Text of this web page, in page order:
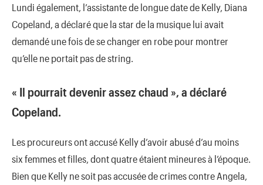
Lundi également, l’assistante de longue date de Kelly, Diana
Copeland, a déclaré que la star de la musique lui avait
demandé une fois de se changer en robe pour montrer
qu’elle ne portait pas de string.
« Il pourrait devenir assez chaud », a déclaré
Copeland.
Les procureurs ont accusé Kelly d’avoir abusé d’au moins
six femmes et filles, dont quatre étaient mineures à l’époque.
Bien que Kelly ne soit pas accusée de crimes contre Angela,